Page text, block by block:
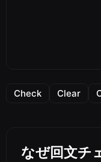
Check Clear
なぜ回文チ